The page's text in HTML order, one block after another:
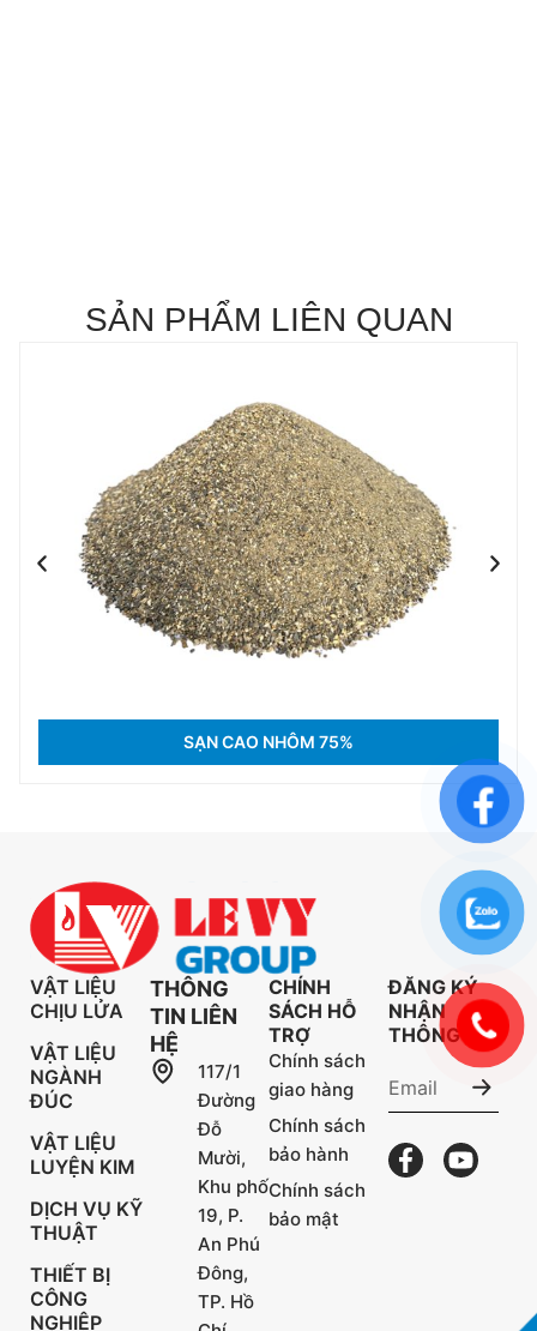
SẢN PHẨM LIÊN QUAN
SẠN CAO NHÔM 75%
VẬT LIỆU
CHỊU LỬA
VẬT LIỆU
NGÀNH
ĐÚC
VẬT LIỆU
LUYỆN KIM
DỊCH VỤ KỸ
THUẬT
THIẾT BỊ
CÔNG
NGHIỆP
THÔNG
TIN LIÊN
HỆ
117/1
Đường
Đỗ
Mười,
Khu phố
19, P.
An Phú
Đông,
TP. Hồ
CHÍNH
SÁCH HỖ
TRỢ
Chính sách
giao hàng
Chính sách
bảo hành
Chính sách
bảo mật
ĐĂNG KÝ
NHẬN
THÔNG TIN